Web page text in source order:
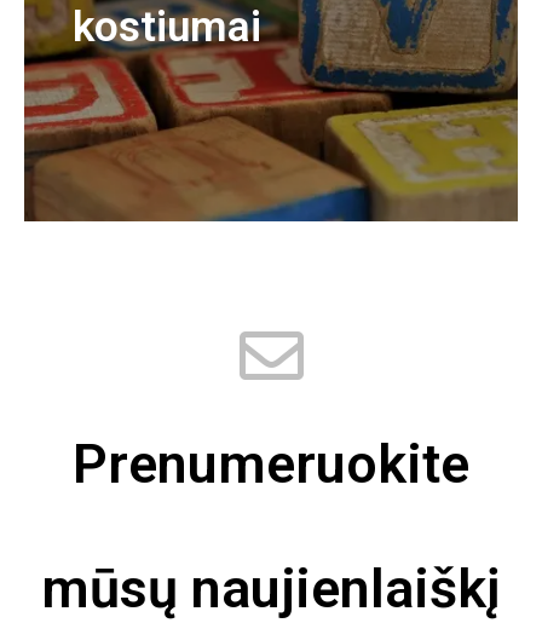
kostiumai
Prenumeruokite
mūsų naujienlaiškį